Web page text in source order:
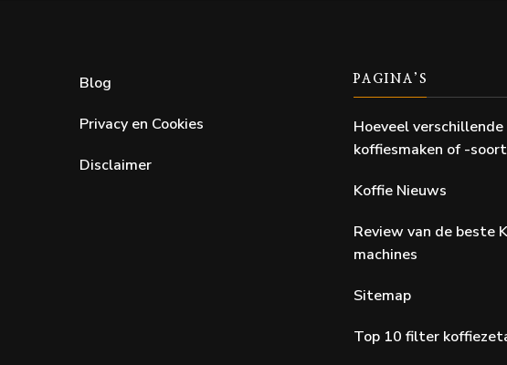
Blog
Privacy en Cookies
Disclaimer
PAGINA’S
Hoeveel verschillende
koffiesmaken of -
Koffie Nieuws
Review van de beste
machines
Sitemap
Top 10 filter